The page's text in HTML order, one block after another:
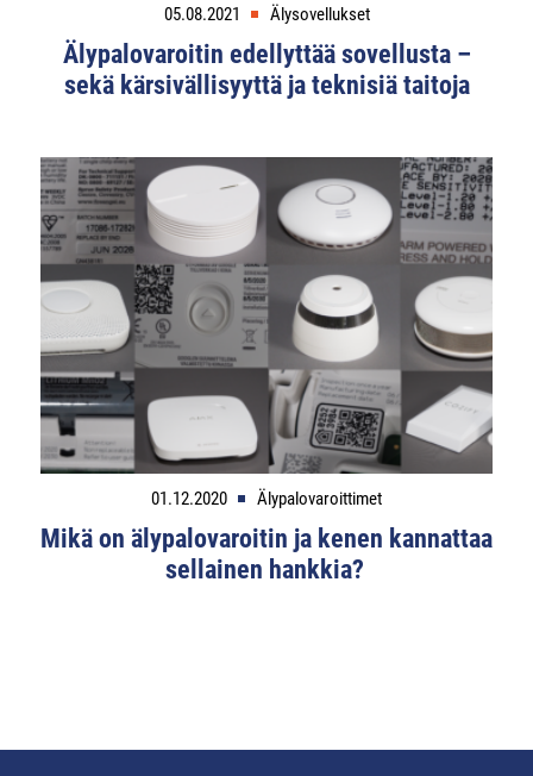
05.08.2021 Älysovellukset
Älypalovaroitin edellyttää sovellusta –
sekä kärsivällisyyttä ja teknisiä taitoja
01.12.2020 Älypalovaroittimet
Mikä on älypalovaroitin ja kenen kannattaa
sellainen hankkia?